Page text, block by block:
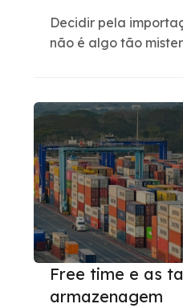
Decidir pela
não é algo tão
Free time e as
armazenagem